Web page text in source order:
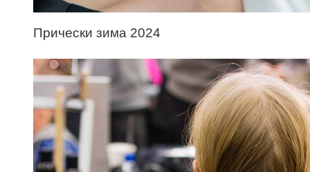
Прически зима 2024